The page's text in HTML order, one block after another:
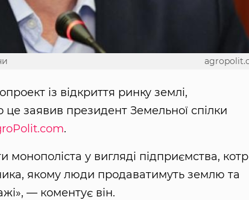
із відкриття ринку землі,
заявив президент Земельної спілки
.
у вигляді підприємства,
якому люди продаватимуть землю та
— коментує він.